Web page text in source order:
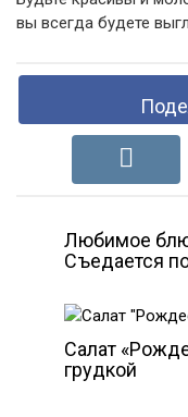
вы всегда будете
Любимое
Съедается
Салат
грудкой